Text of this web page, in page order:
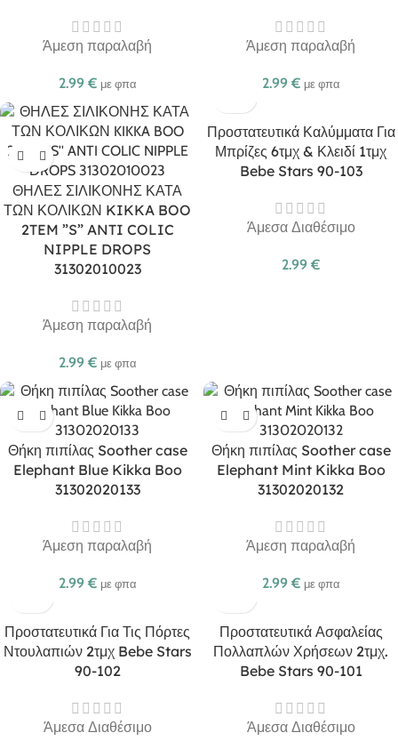
Άμεση παραλαβή
2.99 € με φπα
Άμεση παραλαβή
2.99 € με φπα
ΘΗΛΕΣ ΣΙΛΙΚΟΝΗΣ ΚΑΤΑ
ΤΩΝ ΚΟΛΙΚΩΝ KIKKA BOO
2TEM ”S” ANTI COLIC
NIPPLE DROPS
31302010023
Άμεση παραλαβή
2.99 € με φπα
Προστατευτικά Καλύμματα Για
Μπρίζες 6τμχ & Κλειδί 1τμχ
Bebe Stars 90-103
Άμεσα Διαθέσιμο
2.99 €
Θήκη πιπίλας Soother case
Elephant Blue Kikka Boo
31302020133
Άμεση παραλαβή
2.99 € με φπα
Θήκη πιπίλας Soother case
Elephant Mint Kikka Boo
31302020132
Άμεση παραλαβή
2.99 € με φπα
Προστατευτικά Για Τις Πόρτες
Ντουλαπιών 2τμχ Bebe Stars
90-102
Άμεσα Διαθέσιμο
Προστατευτικά Ασφαλείας
Πολλαπλών Χρήσεων 2τμχ.
Bebe Stars 90-101
Άμεσα Διαθέσιμο